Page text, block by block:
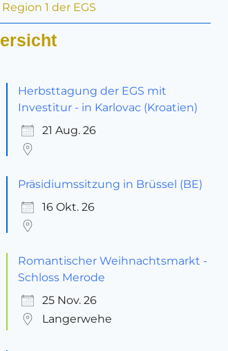
1 der EGS
Herbsttagung der EGS mit
Investitur - in Karlovac (Kroatien)
21 Aug. 26
Präsidiumssitzung in Brüssel (BE)
16 Okt. 26
Romantischer Weihnachtsmarkt -
Schloss Merode
25 Nov. 26
Langerwehe